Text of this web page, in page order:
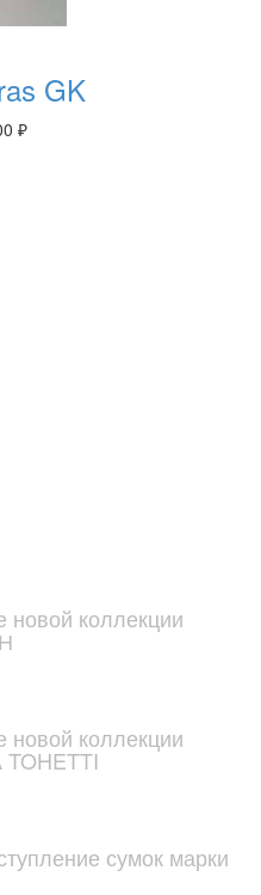
GK
₽
новой коллекции
новой коллекции
TOHETTI
сумок марки